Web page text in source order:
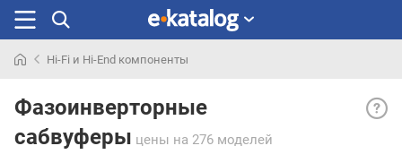
раньше
Hi-Fi и Hi-End компоненты
Фазоинверторные
сабвуферы цены на 276 моделей
—